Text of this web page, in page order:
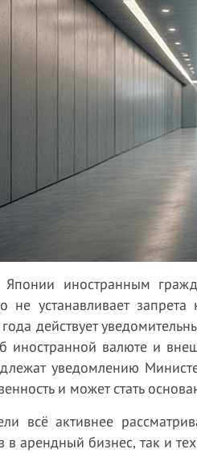
иностранным
не устанавливает
действует
иностранной валюте и
уведомлению
и может стать
всё активнее
в арендный бизнес, так и